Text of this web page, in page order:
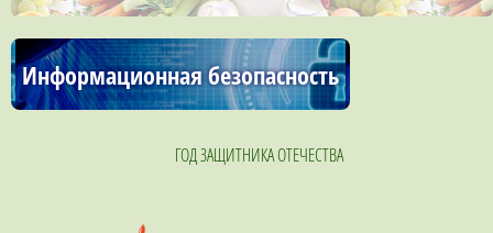
Информационная безопасность
ГОД ЗАЩИТНИКА ОТЕЧЕСТВА